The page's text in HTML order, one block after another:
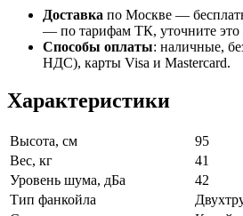
Доставка по Москве —
— по тарифам ТК, уточните это
Способы оплаты: наличные,
НДС), карты Visa и Mastercard.
Характеристики
Высота, см
95
Вес, кг
41
Уровень шума, дБа
42
Тип фанкойла